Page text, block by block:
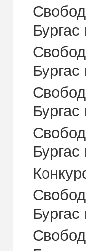
Бургас
Бургас
Бургас
Бургас
Бургас